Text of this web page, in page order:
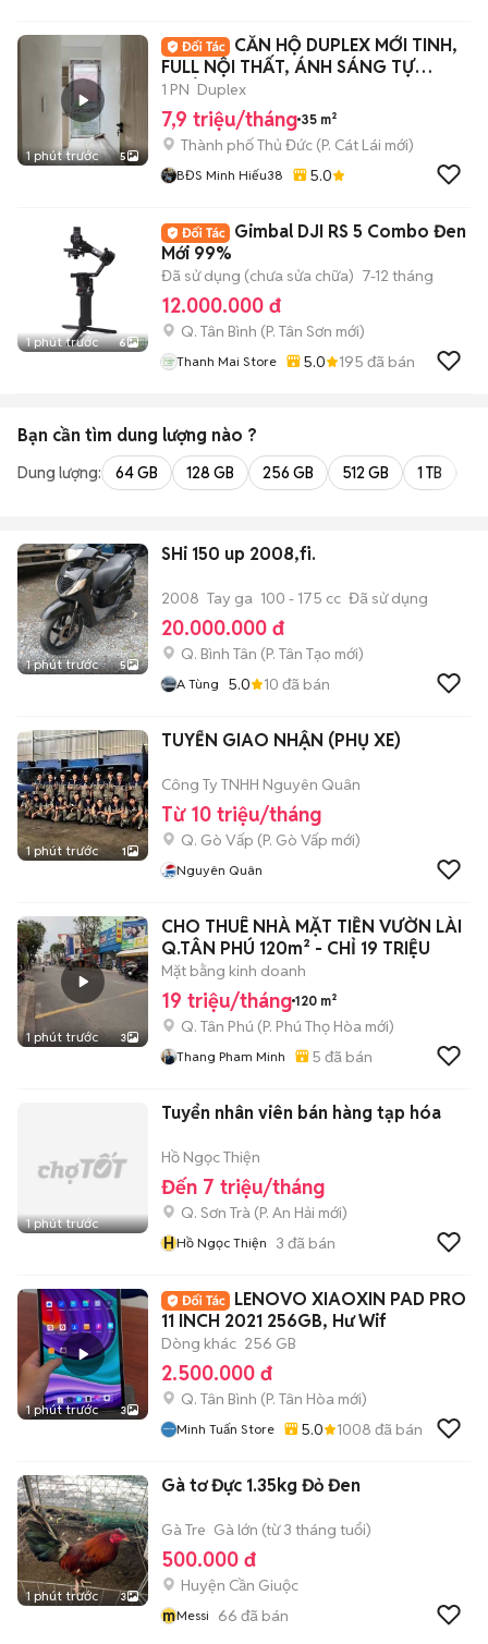
1 phút trước 5
CĂN HỘ DUPLEX MỚI TINH,
FULL NỘI THẤT, ÁNH SÁNG TỰ
NHIÊN- NGAY ĐKC
1 PN Duplex
7,9 triệu/tháng 35 m²
Thành phố Thủ Đức (P. Cát Lái mới)
BĐS Minh Hiếu38 5.0
1 phút trước 6
Gimbal DJI RS 5 Combo Đen
Mới 99%
Đã sử dụng (chưa sửa chữa) 7-12 tháng
12.000.000 đ
Q. Tân Bình (P. Tân Sơn mới)
Thanh Mai Store 5.0 195 đã bán
Bạn cần tìm dung lượng nào ?
Dung lượng: 64 GB 128 GB 256 GB 512 GB 1 TB
1 phút trước 5
SHi 150 up 2008,fi.
2008 Tay ga 100 - 175 cc Đã sử dụng
20.000.000 đ
Q. Bình Tân (P. Tân Tạo mới)
A Tùng 5.0 10 đã bán
1 phút trước 1
TUYỂN GIAO NHẬN (PHỤ XE)
Công Ty TNHH Nguyên Quân
Từ 10 triệu/tháng
Q. Gò Vấp (P. Gò Vấp mới)
Nguyên Quân
1 phút trước 3
CHO THUÊ NHÀ MẶT TIỀN VƯỜN LÀI
Q.TÂN PHÚ 120m² - CHỈ 19 TRIỆU
Mặt bằng kinh doanh
19 triệu/tháng 120 m²
Q. Tân Phú (P. Phú Thọ Hòa mới)
Thang Pham Minh 5 đã bán
1 phút trước
Tuyển nhân viên bán hàng tạp hóa
Hồ Ngọc Thiện
Đến 7 triệu/tháng
Q. Sơn Trà (P. An Hải mới)
HHồ Ngọc Thiện 3 đã bán
1 phút trước 3
LENOVO XIAOXIN PAD PRO
11 INCH 2021 256GB, Hư Wif
Dòng khác 256 GB
2.500.000 đ
Q. Tân Bình (P. Tân Hòa mới)
Minh Tuấn Store 5.0 1008 đã bán
1 phút trước 3
Gà tơ Đực 1.35kg Đỏ Đen
Gà Tre Gà lớn (từ 3 tháng tuổi)
500.000 đ
Huyện Cần Giuộc
mMessi 66 đã bán